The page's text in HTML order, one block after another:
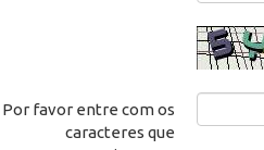
Por favor entre com os
caracteres que